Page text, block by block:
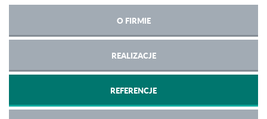
O FIRMIE
REALIZACJE
REFERENCJE